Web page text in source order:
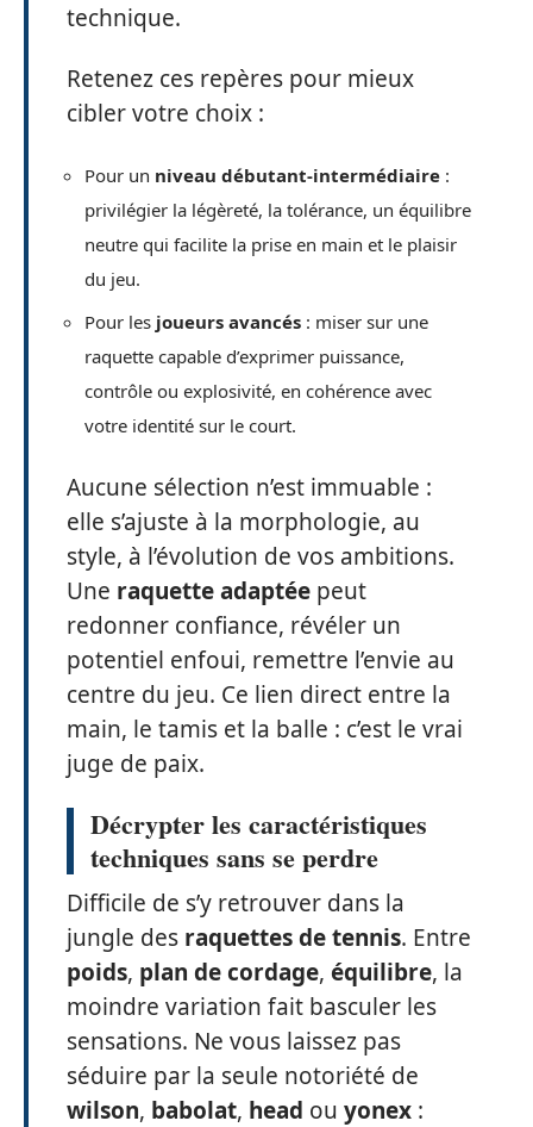
technique.
Retenez ces repères pour mieux
cibler votre choix :
Pour un niveau débutant-intermédiaire :
privilégier la légèreté, la tolérance, un équilibre
neutre qui facilite la prise en main et le plaisir
du jeu.
Pour les joueurs avancés : miser sur une
raquette capable d’exprimer puissance,
contrôle ou explosivité, en cohérence avec
votre identité sur le court.
Aucune sélection n’est immuable :
elle s’ajuste à la morphologie, au
style, à l’évolution de vos ambitions.
Une raquette adaptée peut
redonner confiance, révéler un
potentiel enfoui, remettre l’envie au
centre du jeu. Ce lien direct entre la
main, le tamis et la balle : c’est le vrai
juge de paix.
Décrypter les caractéristiques
techniques sans se perdre
Difficile de s’y retrouver dans la
jungle des raquettes de tennis. Entre
poids, plan de cordage, équilibre, la
moindre variation fait basculer les
sensations. Ne vous laissez pas
séduire par la seule notoriété de
wilson, babolat, head ou yonex :